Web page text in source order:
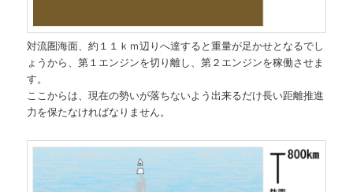
対流圏海面、約１１ｋｍ辺りへ達すると重量が足かせとなるでし
ょうから、第１エンジンを切り離し、第２エンジンを稼働させま
す。
ここからは、現在の勢いが落ちないよう出来るだけ長い距離推進
力を保たなければなりません。